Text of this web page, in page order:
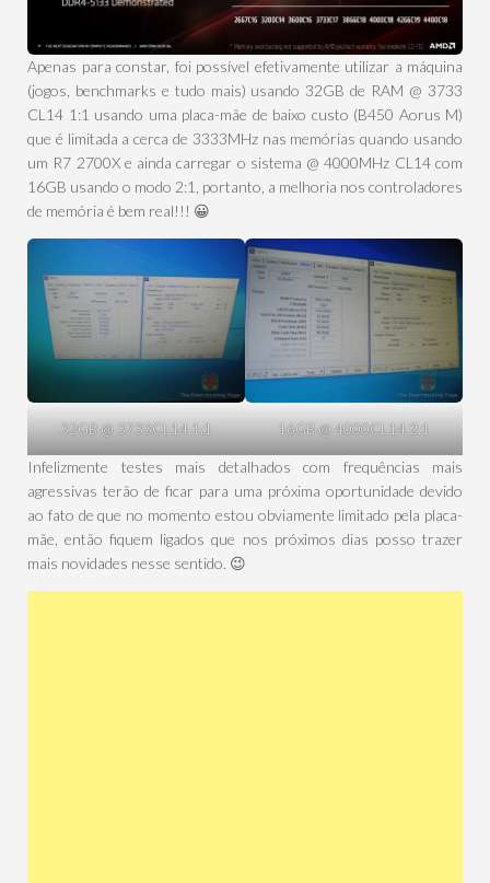
Apenas para constar, foi possível efetivamente utilizar a máquina
(jogos, benchmarks e tudo mais) usando 32GB de RAM @ 3733
CL14 1:1 usando uma placa-mãe de baixo custo (B450 Aorus M)
que é limitada a cerca de 3333MHz nas memórias quando usando
um R7 2700X e ainda carregar o sistema @ 4000MHz CL14 com
16GB usando o modo 2:1, portanto, a melhoria nos controladores
de memória é bem real!!! 😀
32GB @ 3733CL14 1:1 16GB @ 4000CL14 2:1
Infelizmente testes mais detalhados com frequências mais
agressivas terão de ficar para uma próxima oportunidade devido
ao fato de que no momento estou obviamente limitado pela placa-
mãe, então fiquem ligados que nos próximos dias posso trazer
mais novidades nesse sentido. 😉